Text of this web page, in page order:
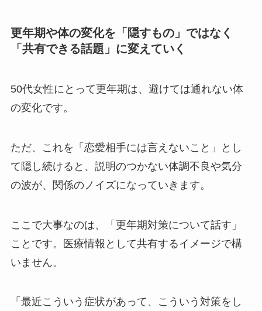
更年期や体の変化を「隠すもの」ではなく
「共有できる話題」に変えていく
50代女性にとって更年期は、避けては通れない体
の変化です。
ただ、これを「恋愛相手には言えないこと」とし
て隠し続けると、説明のつかない体調不良や気分
の波が、関係のノイズになっていきます。
ここで大事なのは、「更年期対策について話す」
ことです。医療情報として共有するイメージで構
いません。
「最近こういう症状があって、こういう対策をし